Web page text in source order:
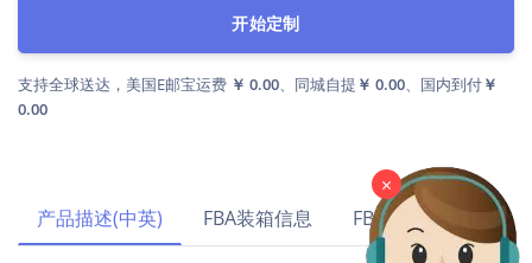
开始定制
支持全球送达，美国E邮宝运费 ￥ 0.00、同城自提 ￥ 0.00、国内到付￥
0.00
产品描述(中英) FBA装箱信息 FBA运费试算
×